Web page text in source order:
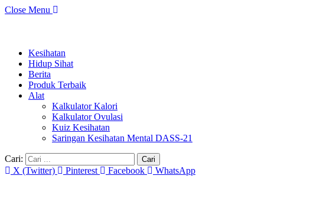
Close Menu
Kesihatan
Hidup Sihat
Berita
Produk Terbaik
Alat
Kalkulator Kalori
Kalkulator Ovulasi
Kuiz Kesihatan
Saringan Kesihatan Mental DASS-21
Cari:
X (Twitter)
Pinterest Facebook WhatsApp